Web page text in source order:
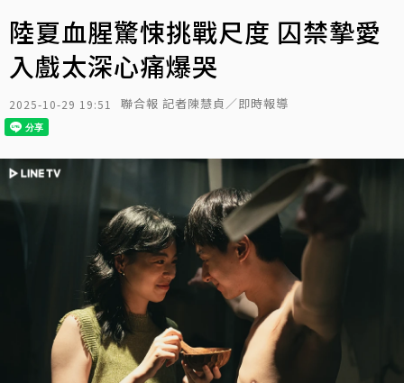
陸夏血腥驚悚挑戰尺度 囚禁摯愛
入戲太深心痛爆哭
2025-10-29 19:51 聯合報 記者陳慧貞／即時報導